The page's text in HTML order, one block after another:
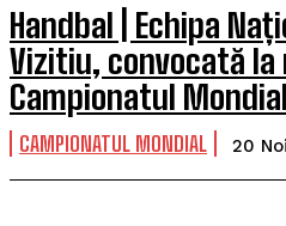
Handbal | Echipa
Vizitiu, convocată
Campionatul Mondial
CAMPIONATUL MONDIAL 20